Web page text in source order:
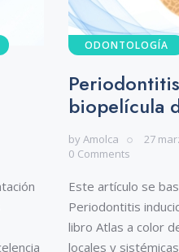
ODONTOLOGÍA
biopelícula
byAmolca 27
0 Comments
Este artículo se
Periodontitis
libro Atlas a color
locales y